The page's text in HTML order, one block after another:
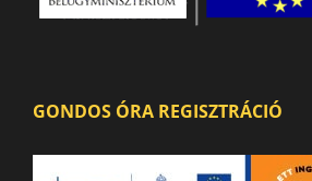
GONDOS ÓRA REGISZTRÁCIÓ